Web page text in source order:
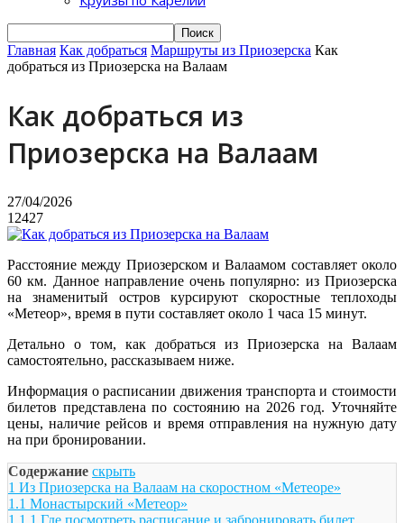
Главная Как добраться Маршруты из Приозерска Как
добраться из Приозерска на Валаам
Как добраться из
Приозерска на Валаам
27/04/2026
12427
Расстояние между Приозерском и Валаамом составляет около
60 км. Данное направление очень популярно: из Приозерска
на знаменитый остров курсируют скоростные теплоходы
«Метеор», время в пути составляет около 1 часа 15 минут.
Детально о том, как добраться из Приозерска на Валаам
самостоятельно, рассказываем ниже.
Информация о расписании движения транспорта и стоимости
билетов представлена по состоянию на 2026 год. Уточняйте
цены, наличие рейсов и время отправления на нужную дату
на при бронировании.
Содержание скрыть
1 Из Приозерска на Валаам на скоростном «Метеоре»
1.1 Монастырский «Метеор»
1.1.1 Где посмотреть расписание и забронировать билет